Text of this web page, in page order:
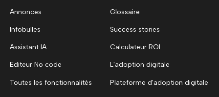
Annonces
Infobulles
Assistant IA
Editeur No code
Toutes les fonctionnalités
Glossaire
Success stories
Calculateur ROI
L'adoption digitale
Plateforme d'adoption digitale